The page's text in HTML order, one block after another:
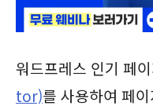
워드프레스 인기 페
tor)를 사용하여 페